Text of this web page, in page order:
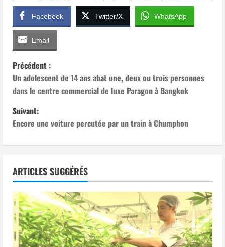
Facebook Twitter/X WhatsApp
Email
N
a
v
i
a
t
i
o
Précédent :
Un adolescent de 14 ans abat une, deux ou trois personnes
dans le centre commercial de luxe Paragon à Bangkok
Suivant:
Encore une voiture percutée par un train à Chumphon
ARTICLES SUGGÉRÉS